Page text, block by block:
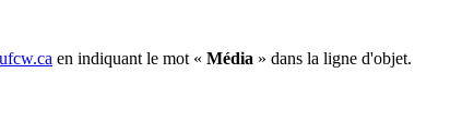
en indiquant le mot « Média » dans la ligne d'objet.